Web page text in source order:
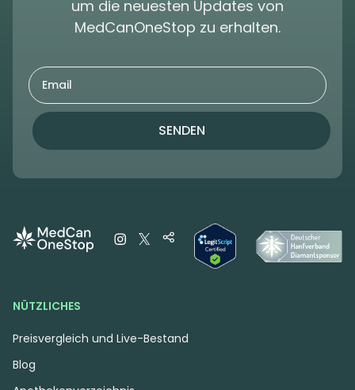
um die neuesten Updates von
MedCanOneStop zu erhalten.
SENDEN
NÜTZLICHES
Preisvergleich und Live-Bestand
Blog